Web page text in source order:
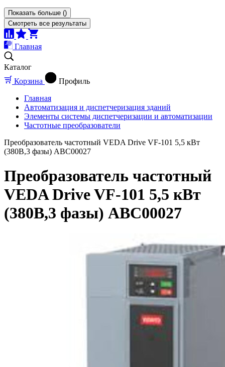
Показать больше ()
Смотреть все результаты
Главная
Каталог
Корзина
Профиль
Главная
Автоматизация и диспетчеризация зданий
Элементы системы диспетчеризации и автоматизации
Частотные преобразователи
Преобразователь частотный VEDA Drive VF-101 5,5 кВт
(380В,3 фазы) ABC00027
Преобразователь частотный
VEDA Drive VF-101 5,5 кВт
(380В,3 фазы) ABC00027